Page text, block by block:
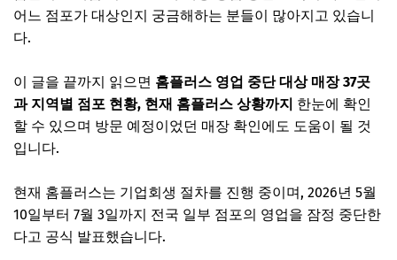
어느 점포가 대상인지 궁금해하는 분들이 많아지고 있습니
다.
이 글을 끝까지 읽으면 홈플러스 영업 중단 대상 매장 37곳
과 지역별 점포 현황, 현재 홈플러스 상황까지 한눈에 확인
할 수 있으며 방문 예정이었던 매장 확인에도 도움이 될 것
입니다.
현재 홈플러스는 기업회생 절차를 진행 중이며, 2026년 5월
10일부터 7월 3일까지 전국 일부 점포의 영업을 잠정 중단한
다고 공식 발표했습니다.